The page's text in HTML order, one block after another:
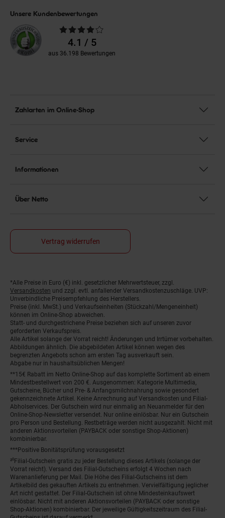
Unsere Kundenbewertungen
Durchschnittliche
Bewertungen4.1 / 5
aus 36.198 Bewertungen
Zahlarten im Online-Shop
Service
Informationen
Über Netto
Vertrag widerrufen
Fußnoten
*Alle Preise in Euro (€) inkl. gesetzlicher Mehrwertsteuer, zzgl.
Versandkosten und zzgl. evtl. anfallender Versandkostenzuschläge. UVP:
Unverbindliche Preisempfehlung des Herstellers.
Preise (inkl. MwSt.) und Verkaufseinheiten (Stückzahl/Mengeneinheit)
können im Online-Shop abweichen.
Statt- und durchgestrichene Preise beziehen sich auf unseren zuvor
geforderten Verkaufspreis.
Alle Artikel solange der Vorrat reicht! Änderungen und Irrtümer vorbehalten.
Abbildungen ähnlich. Die abgebildeten Artikel können wegen des
begrenzten Angebots schon am ersten Tag ausverkauft sein.
Abgabe nur in haushaltsüblichen Mengen!
**15€ Rabatt im Netto Online-Shop auf das komplette Sortiment ab einem
Mindestbestellwert von 200 €. Ausgenommen: Kategorie Multimedia,
Gutscheine, Bücher und Pre- & Anfangsmilchnahrung sowie gesondert
gekennzeichnete Artikel. Keine Anrechnung auf Versandkosten und Filial-
Abholservices. Der Gutschein wird nur einmalig an Neuanmelder für den
Online-Shop-Newsletter versendet. Nur online einlösbar. Nur ein Gutschein
pro Person und Bestellung. Restbeträge werden nicht ausgezahlt. Nicht mit
anderen Aktionsvorteilen (PAYBACK oder sonstige Shop-Aktionen)
kombinierbar.
***Positive Bonitätsprüfung vorausgesetzt
²⁰Filial-Gutschein gratis zu jeder Bestellung dieses Artikels (solange der
Vorrat reicht). Versand des Filial-Gutscheins erfolgt 4 Wochen nach
Warenanlieferung per Mail. Die Höhe des Filial-Gutscheins ist dem
Artikelbild des gekauften Artikels zu entnehmen. Vervielfältigung jeglicher
Art nicht gestattet. Der Filial-Gutschein ist ohne Mindesteinkaufswert
einlösbar. Nicht mit anderen Aktionsvorteilen (PAYBACK oder sonstige
Shop-Aktionen) kombinierbar. Der jeweilige Gültigkeitszeitraum des Filial-